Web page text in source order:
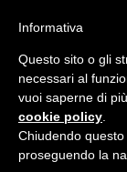
Informativa
Questo sito o gli
necessari al
vuoi saperne di
cookie policy.
Chiudendo
proseguendo la